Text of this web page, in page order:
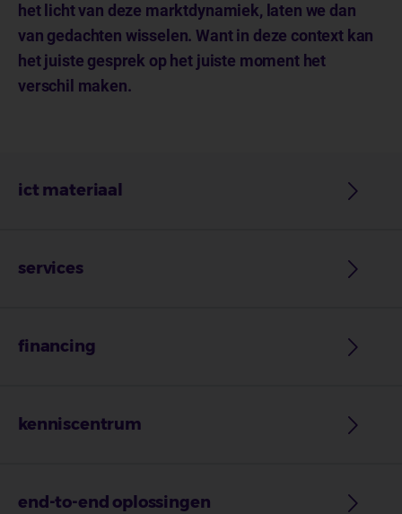
het licht van deze marktdynamiek, laten we dan
van gedachten wisselen. Want in deze context kan
het juiste gesprek op het juiste moment het
verschil maken.
ict materiaal
services
financing
kenniscentrum
end-to-end oplossingen